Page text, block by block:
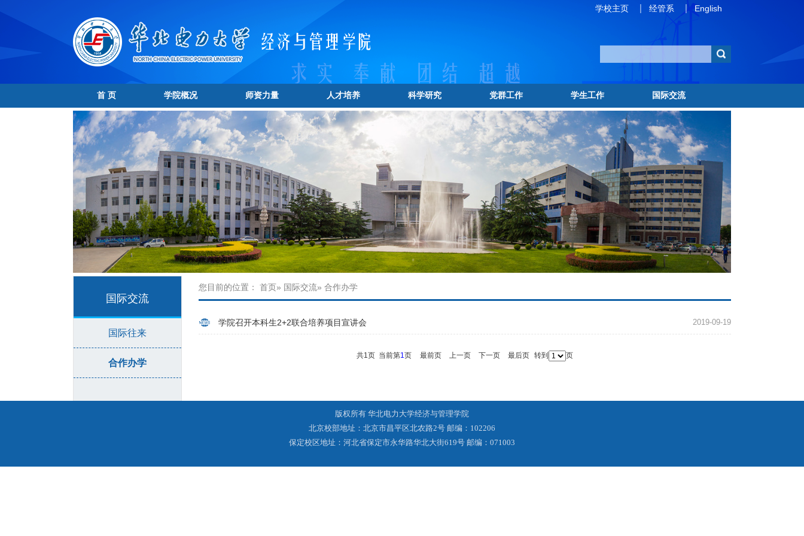
学校主页 经管系 English
首 页 学院概况 师资力量 人才培养 科学研究 党群工作 学生工作 国际交流
国际交流
国际往来
合作办学
您目前的位置： 首页» 国际交流» 合作办学
2019-09-19
学院召开本科生2+2联合培养项目宣讲会
共1页 当前第1 页 最前页 上一页 下一页 最后页 转到 页
版权所有 华北电力大学经济与管理学院
北京校部地址：北京市昌平区北农路2号 邮编：102206
保定校区地址：河北省保定市永华路华北大街619号 邮编：071003